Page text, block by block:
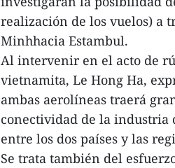
realización de los vuelos) a
Minhhacia Estambul.
Al intervenir en el acto de
vietnamita, Le Hong Ha,
ambas aerolíneas traerá
conectividad de la
entre los dos países y las
Se trata también del